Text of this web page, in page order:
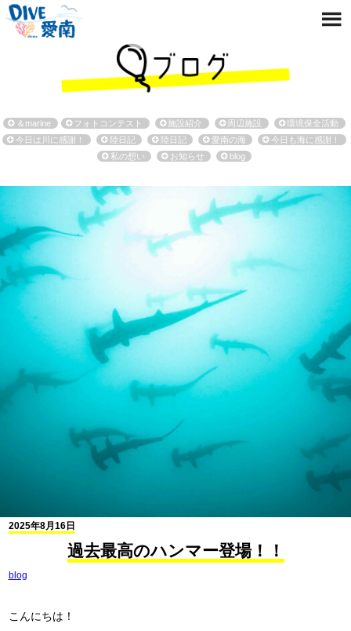
＆marine フォトコンテスト 施設紹介 周辺施設
環境保全活動
今日は川に感謝！
陸日記 陸日記 愛南の海
今日も海に感謝！
私の想い
お知らせ blog
2025年8月16日
過去最高のハンマー登場！！
blog
こんにちは！